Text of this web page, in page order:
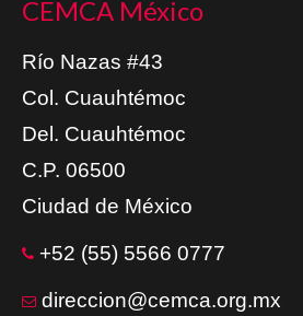
CEMCA México
Río Nazas #43
Col. Cuauhtémoc
Del. Cuauhtémoc
C.P. 06500
Ciudad de México
+52 (55) 5566 0777
direccion@cemca.org.mx